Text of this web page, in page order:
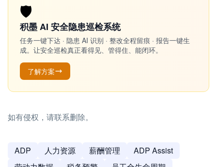
🛡️
积墨 AI 安全隐患巡检系统
任务一键下达 · 隐患 AI 识别 · 整改全程留痕 · 报告一键生
成。让安全巡检真正看得见、管得住、能闭环。
了解方案
如有侵权，请联系删除。
ADP 人力资源 薪酬管理
ADP Assist